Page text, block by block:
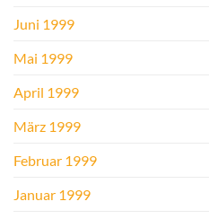
Juni 1999
Mai 1999
April 1999
März 1999
Februar 1999
Januar 1999